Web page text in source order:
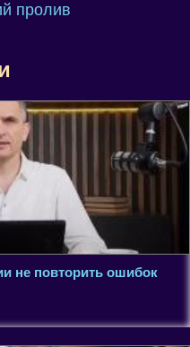
пролив
не повторить ошибок